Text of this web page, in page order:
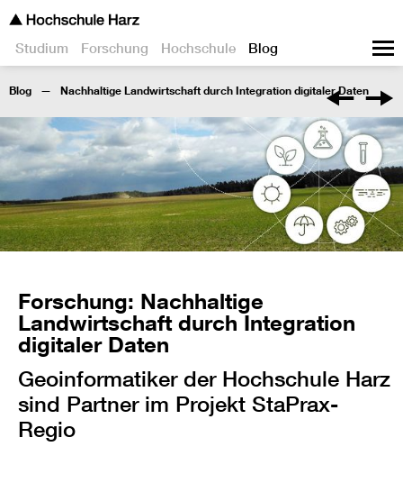
Studium Forschung Hochschule Blog
Blog Nachhaltige Landwirtschaft durch Integration digitaler Daten
Forschung: Nachhaltige
Landwirtschaft durch Integration
digitaler Daten
Geoinformatiker der Hochschule Harz
sind Partner im Projekt StaPrax-
Regio